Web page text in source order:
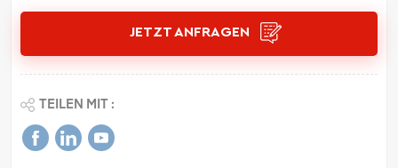
JETZT ANFRAGEN
TEILEN MIT :